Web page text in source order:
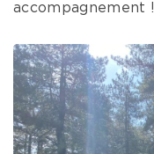
accompagnement !